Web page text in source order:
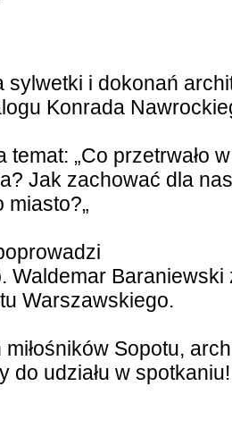
sylwetki i dokonań
Konrada
temat: „Co przetrwało
Jak zachować dla
miasto?„
Waldemar
Warszawskiego.
Sopotu,
do udziału w spotkaniu!